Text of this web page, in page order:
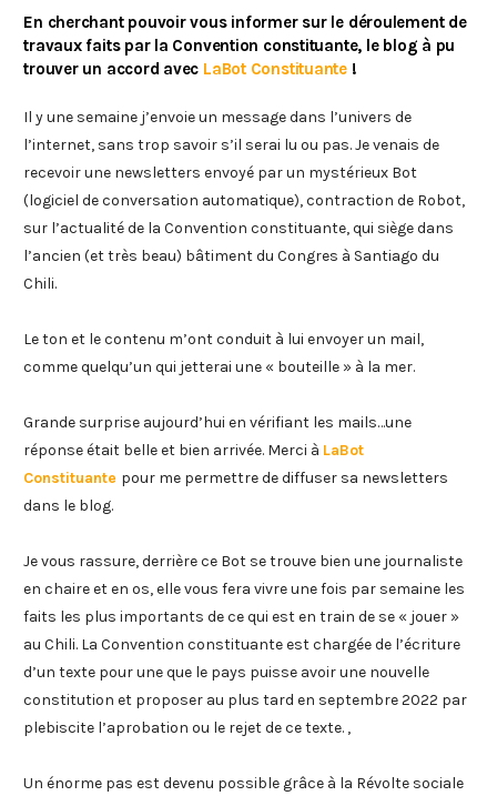
En cherchant pouvoir vous informer sur le déroulement de
travaux faits par la Convention constituante, le blog à pu
trouver un accord avec LaBot Constituante!
Il y une semaine j’envoie un message dans l’univers de
l’internet, sans trop savoir s’il serai lu ou pas. Je venais de
recevoir une newsletters envoyé par un mystérieux Bot
(logiciel de conversation automatique), contraction de Robot,
sur l’actualité de la Convention constituante, qui siège dans
l’ancien (et très beau) bâtiment du Congres à Santiago du
Chili.
Le ton et le contenu m’ont conduit à lui envoyer un mail,
comme quelqu’un qui jetterai une « bouteille » à la mer.
Grande surprise aujourd’hui en vérifiant les mails…une
réponse était belle et bien arrivée. Merci à LaBot
Constituante pour me permettre de diffuser sa newsletters
dans le blog.
Je vous rassure, derrière ce Bot se trouve bien une journaliste
en chaire et en os, elle vous fera vivre une fois par semaine les
faits les plus importants de ce qui est en train de se « jouer »
au Chili. La Convention constituante est chargée de l’écriture
d’un texte pour une que le pays puisse avoir une nouvelle
constitution et proposer au plus tard en septembre 2022 par
plebiscite l’aprobation ou le rejet de ce texte. ,
Un énorme pas est devenu possible grâce à la Révolte sociale